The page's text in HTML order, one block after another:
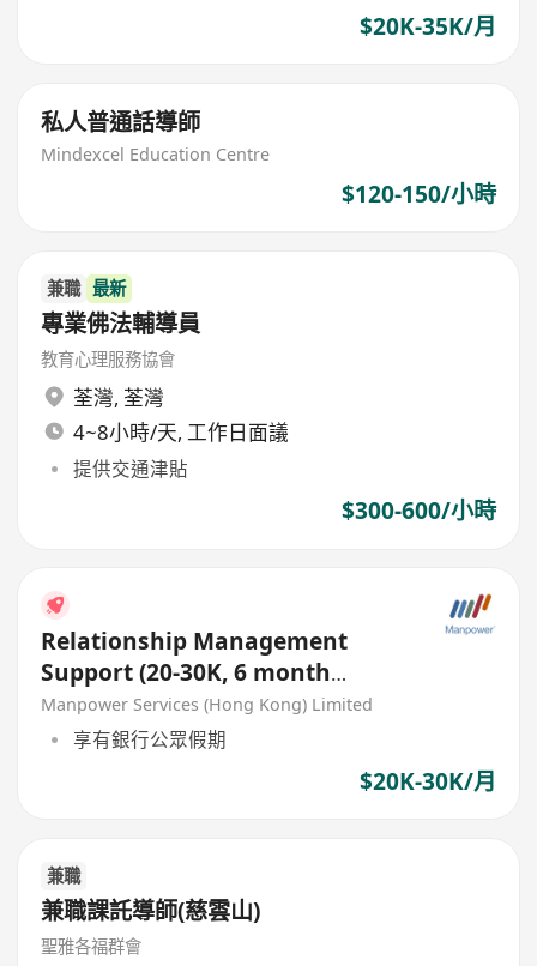
$20K-35K/月
私人普通話導師
Mindexcel Education Centre
$120-150/小時
兼職 最新
專業佛法輔導員
教育心理服務協會
荃灣, 荃灣
4~8小時/天, 工作日面議
提供交通津貼
$300-600/小時
Relationship Management
Support (20-30K, 6 month
contract)
Manpower Services (Hong Kong) Limited
享有銀行公眾假期
$20K-30K/月
兼職
兼職課託導師(慈雲山)
聖雅各福群會